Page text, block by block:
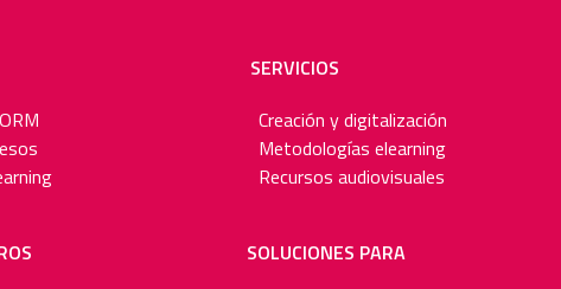
SERVICIOS
Creación y digitalización
Metodologías elearning
Recursos audiovisuales
SOLUCIONES PARA